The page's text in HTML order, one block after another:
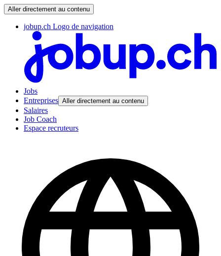
Aller directement au contenu
jobup.ch Logo de navigation
Jobs
Entreprises Aller directement au contenu
Salaires
Job Coach
Espace recruteurs